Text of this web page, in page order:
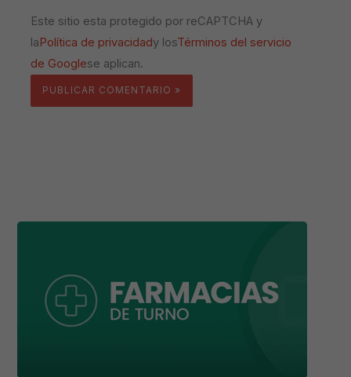
Este sitio esta protegido por reCAPTCHA y
laPolítica de privacidady losTérminos del servicio
de Googlese aplican.